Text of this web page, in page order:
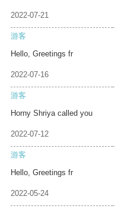
2022-07-21
游客
Hello, Greetings fr
2022-07-16
游客
Horny Shriya called you
2022-07-12
游客
Hello, Greetings fr
2022-05-24